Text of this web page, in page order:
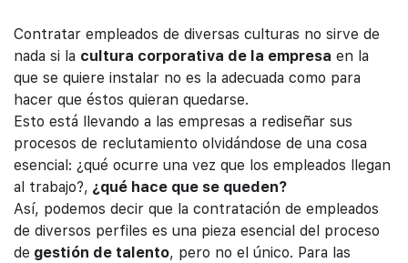
Contratar empleados de diversas culturas no sirve de
nada si la cultura corporativa de la empresa en la
que se quiere instalar no es la adecuada como para
hacer que éstos quieran quedarse.
Esto está llevando a las empresas a rediseñar sus
procesos de reclutamiento olvidándose de una cosa
esencial: ¿qué ocurre una vez que los empleados llegan
al trabajo?, ¿qué hace que se queden?
Así, podemos decir que la contratación de empleados
de diversos perfiles es una pieza esencial del proceso
de gestión de talento, pero no el único. Para las